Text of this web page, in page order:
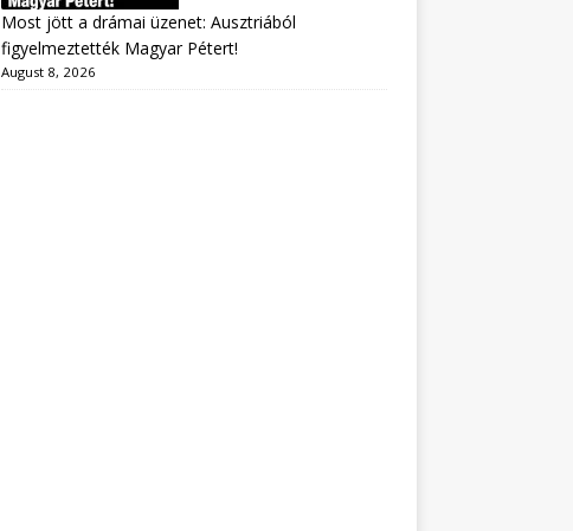
Most jött a drámai üzenet: Ausztriából
figyelmeztették Magyar Pétert!
August 8, 2026